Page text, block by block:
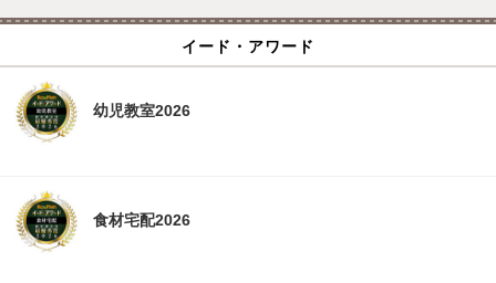
イード・アワード
幼児教室2026
食材宅配2026